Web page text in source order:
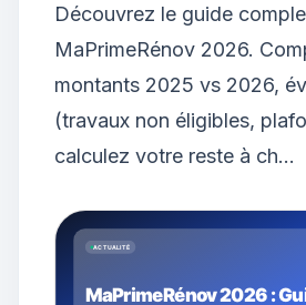
Découvrez le guide
MaPrimeRénov 2026.
montants 2025 vs 2026,
(travaux non éligibles,
calculez votre reste à ch…